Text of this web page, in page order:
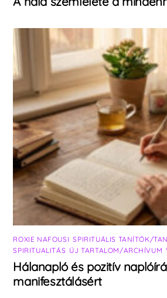
ROXIE NAFOUSI ,SPIRITUÁLIS TANÍTÓK/
SPIRITUALITÁS ÚJ TARTALOM/ARCHÍVUM ,
Hálanapló és pozitív
manifesztálásért